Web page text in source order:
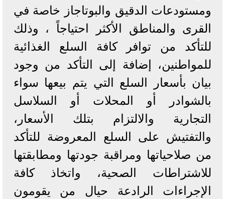
ومستودعات الدقيق والبوتاجاز خاصة في
القرى والمناطق الأكثر احتياجاً ، وذلك
للتأكد من توافر كافة السلع الغذائية
للمواطنين، إضافة إلى التأكد من وجود
بيان بأسعار السلع التي يتم بيعها سواء
بالشوادر أو المحلات أو السلاسل
التجارية والالتزام بتلك الأسعار،
والتفتيش على السلع المعروضة للتأكد
من صلاحياتها ومراقبة جودتها ومطابقتها
للاشتراطات الصحية، واتخاذ كافة
الإجراءات الرادعة حيال من يقومون